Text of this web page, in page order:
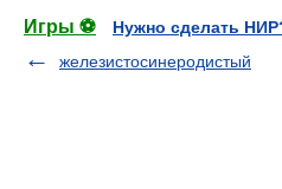
Игры ⚽
Нужно сделать
железистосинеродистый